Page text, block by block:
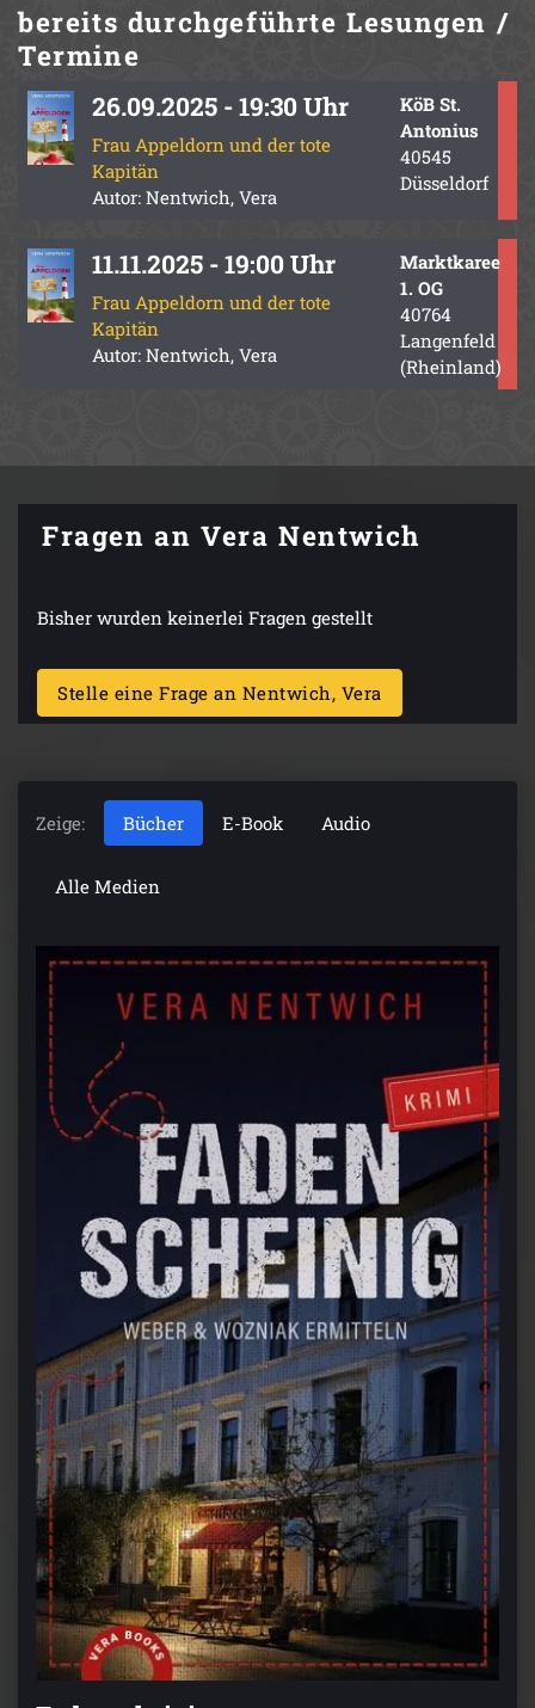
bereits durchgeführteLesungen /
Termine
26.09.2025 - 19:30 Uhr
Frau Appeldorn und der tote
Kapitän
Autor: Nentwich, Vera
KöB St.
Antonius
40545
Düsseldorf
11.11.2025 - 19:00 Uhr
Frau Appeldorn und der tote
Kapitän
Autor: Nentwich, Vera
Marktkaree
1. OG
40764
Langenfeld
(Rheinland)
Fragen an Vera Nentwich
Bisher wurden keinerlei Fragen gestellt
Stelle eine Frage an Nentwich, Vera
Zeige: Bücher E-Book Audio
Alle Medien